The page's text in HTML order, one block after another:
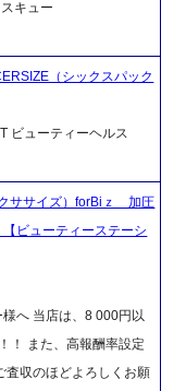
キュー
（シックスパック
ビューティーヘルス
ササイズ）forBiｚ 加圧
ビューティーステーシ
へ 当店は、8 000円以
！ また、高報酬率設定
査収のほどよろしくお願